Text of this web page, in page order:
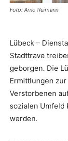
Foto: Arno Reimann
Lübeck –
Stadttrave
geborgen. Die
Ermittlungen
Verstorbenen
sozialen
werden.